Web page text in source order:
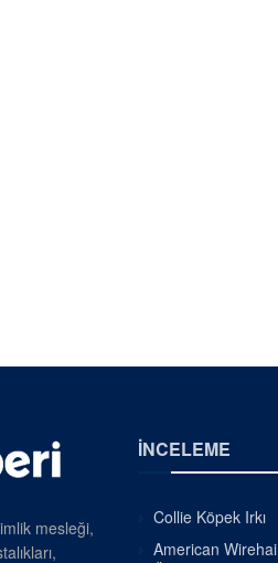
mesleği,
İNCELEME
Collie Köpek Irkı
American